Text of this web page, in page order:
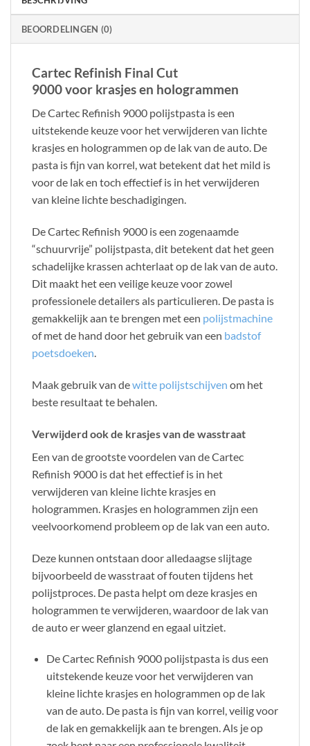
BEOORDELINGEN (0)
Cartec Refinish Final Cut
9000 voor krasjes en hologrammen
De Cartec Refinish 9000 polijstpasta is een
uitstekende keuze voor het verwijderen van lichte
krasjes en hologrammen op de lak van de auto. De
pasta is fijn van korrel, wat betekent dat het mild is
voor de lak en toch effectief is in het verwijderen
van kleine lichte beschadigingen.
De Cartec Refinish 9000 is een zogenaamde
“schuurvrije” polijstpasta, dit betekent dat het geen
schadelijke krassen achterlaat op de lak van de auto.
Dit maakt het een veilige keuze voor zowel
professionele detailers als particulieren. De pasta is
gemakkelijk aan te brengen met een polijstmachine
of met de hand door het gebruik van een badstof
poetsdoeken.
Maak gebruik van dewitte polijstschijven om het
beste resultaat te behalen.
Verwijderd ook de krasjes van de wasstraat
Een van de grootste voordelen van de Cartec
Refinish 9000 is dat het effectief is in het
verwijderen van kleine lichte krasjes en
hologrammen. Krasjes en hologrammen zijn een
veelvoorkomend probleem op de lak van een auto.
Deze kunnen ontstaan door alledaagse slijtage
bijvoorbeeld de wasstraat of fouten tijdens het
polijstproces. De pasta helpt om deze krasjes en
hologrammen te verwijderen, waardoor de lak van
de auto er weer glanzend en egaal uitziet.
De Cartec Refinish 9000 polijstpasta is dus een
uitstekende keuze voor het verwijderen van
kleine lichte krasjes en hologrammen op de lak
van de auto. De pasta is fijn van korrel, veilig voor
de lak en gemakkelijk aan te brengen. Als je op